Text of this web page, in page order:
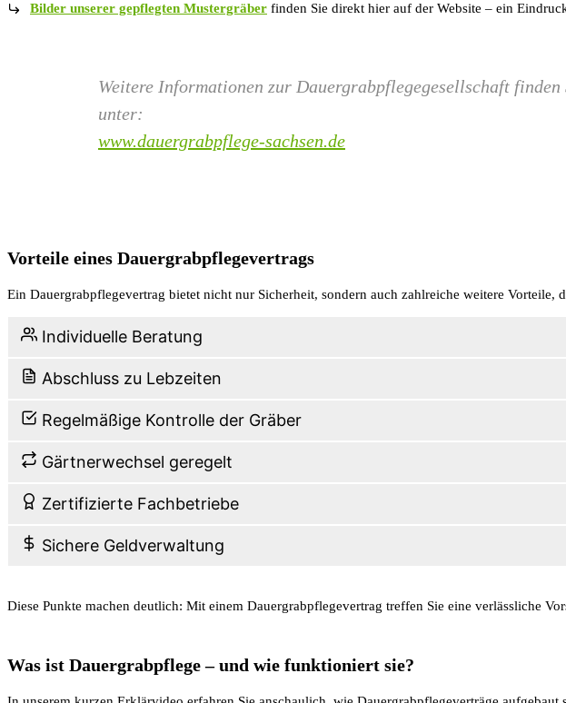
Bilder unserer gepflegten Mustergräber finden Sie direkt hier auf der Website – ein
Weitere Informationen zur Dauergrabpflegegesellschaft finden
unter:
www.dauergrabpflege-sachsen.de
Vorteile eines Dauergrabpflegevertrags
Ein Dauergrabpflegevertrag bietet nicht nur Sicherheit, sondern auch zahlreiche weitere
Individuelle Beratung
Abschluss zu Lebzeiten
Regelmäßige Kontrolle der Gräber
Gärtnerwechsel geregelt
Zertifizierte Fachbetriebe
Sichere Geldverwaltung
Diese Punkte machen deutlich: Mit einem Dauergrabpflegevertrag treffen Sie eine verlässliche
Was ist Dauergrabpflege – und wie funktioniert sie?